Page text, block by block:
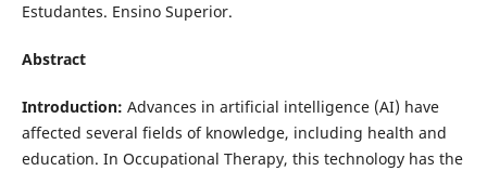
Estudantes. Ensino Superior.
Abstract
Introduction: Advances in artificial intelligence (AI) have
affected several fields of knowledge, including health and
education. In Occupational Therapy, this technology has the